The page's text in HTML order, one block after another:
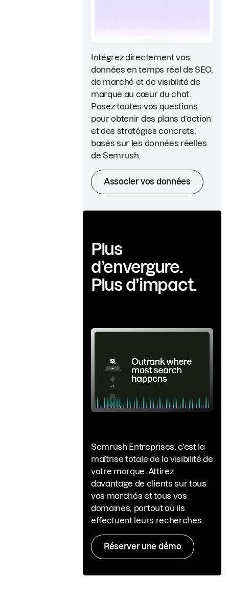
Intégrez directement vos
données en temps réel de SEO,
de marché et de visibilité de
marque au cœur du chat.
Posez toutes vos questions
pour obtenir des plans d’action
et des stratégies concrets,
basés sur les données réelles
de Semrush.
Associer vos données
Plus
d’envergure.
Plus d’impact.
Semrush Entreprises, c’est la
maîtrise totale de la visibilité de
votre marque. Attirez
davantage de clients sur tous
vos marchés et tous vos
domaines, partout où ils
effectuent leurs recherches.
Réserver une démo